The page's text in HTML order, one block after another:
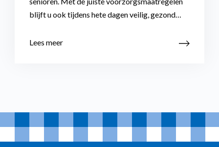
blijft u ook tijdens hete dagen veilig, gezond…
Lees meer